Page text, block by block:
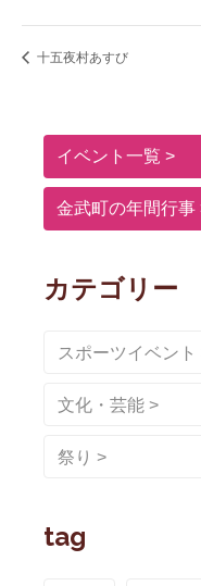
十五夜村あすび
イベント一覧
金武町の年間行事
カテゴリー
スポーツイベント
文化・芸能
祭り
tag